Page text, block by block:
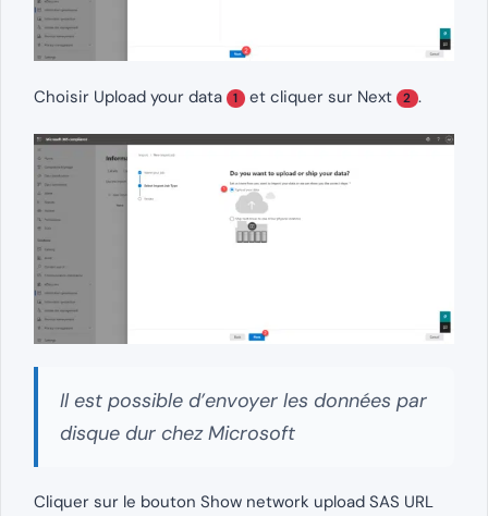
Choisir Upload your data 1 et cliquer sur Next 2 .
Il est possible d’envoyer les données par
disque dur chez Microsoft
Cliquer sur le bouton Show network upload SAS URL